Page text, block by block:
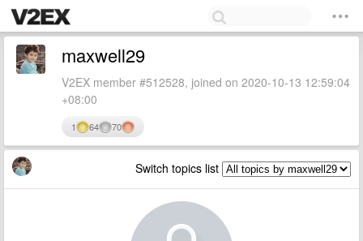
maxwell29
V2EX member #512528, joined on 2020-10-13 12:59:04
+08:00
1 64 70
Switch topics list